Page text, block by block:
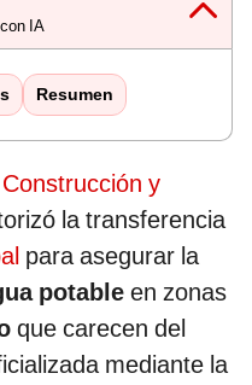
IA
Resumen
y
la transferencia
para asegurar la
potable en zonas
que carecen del
mediante la